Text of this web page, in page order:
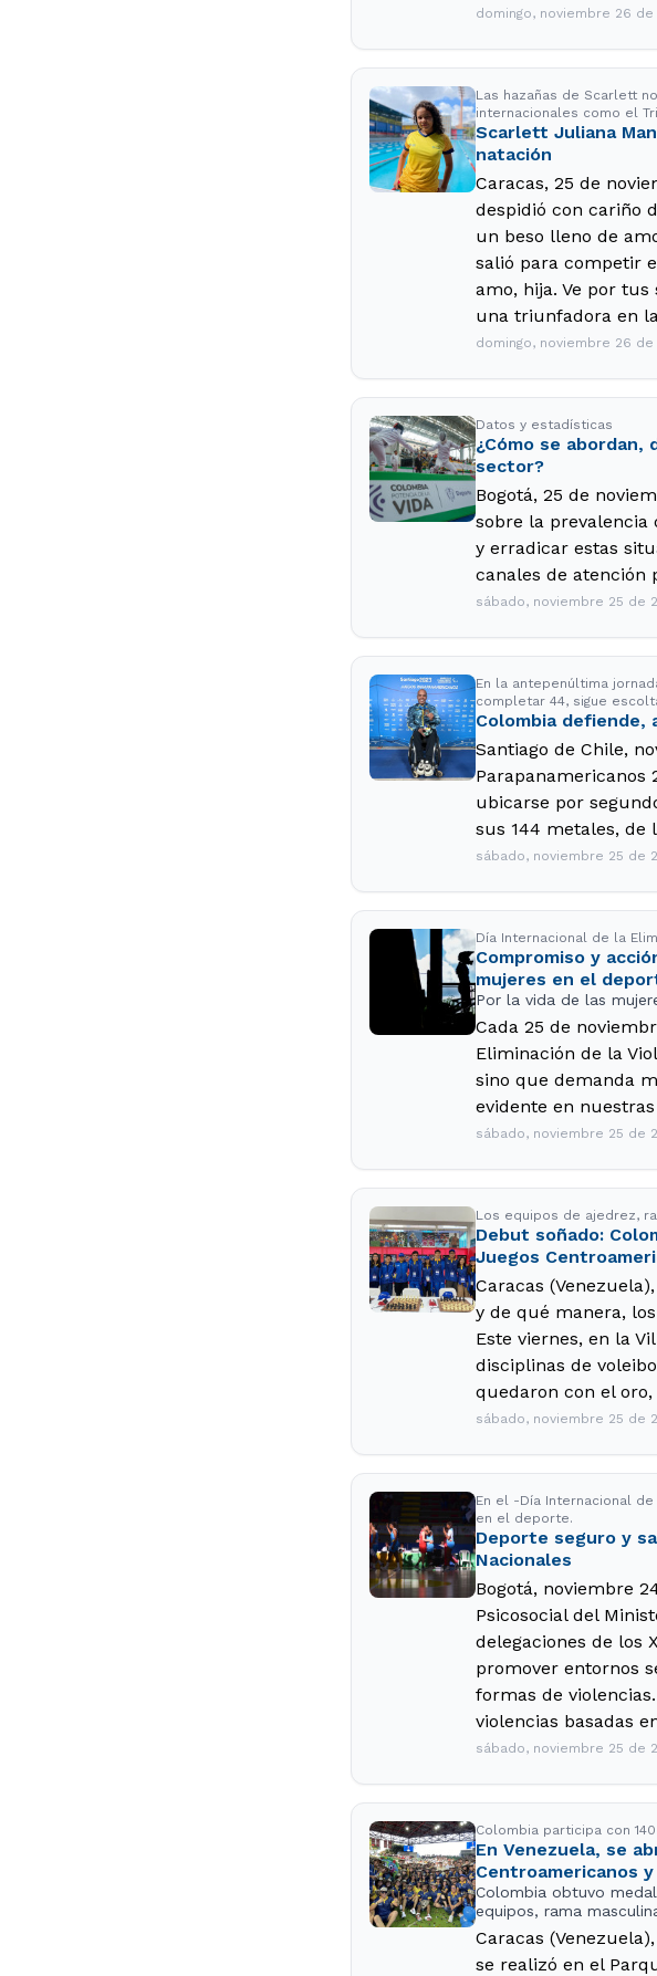
domingo, noviembre 26 de
Las hazañas de Scarlett
internacionales como el
Scarlett Juliana
natación
Caracas, 25 de
despidió con cariño
un beso lleno de
salió para competir
amo, hija. Ve por
una triunfadora en
domingo, noviembre 26 de
Datos y estadísticas
¿Cómo se
sector?
Bogotá, 25 de
sobre la prevalencia
y erradicar estas
canales de atención
sábado, noviembre 25 de
En la antepenúltima
completar 44, sigue
Colombia defiende,
Santiago de Chile,
Parapanamericanos
ubicarse por
sus 144 metales, de
sábado, noviembre 25 de
Día Internacional de la
Compromiso y
mujeres en el
Por la vida de las
Cada 25 de
Eliminación de la
sino que demanda
evidente en
sábado, noviembre 25 de
Los equipos de ajedrez,
Debut soñado:
Juegos
Caracas
y de qué manera,
Este viernes, en la
disciplinas de
quedaron con el
sábado, noviembre 25 de
En el -Día Internacional
en el deporte.
Deporte seguro y
Nacionales
Bogotá, noviembre
Psicosocial del
delegaciones de los
promover entornos
formas de
violencias basadas
sábado, noviembre 25 de
Colombia participa con
En Venezuela, se
Centroamericanos
Colombia obtuvo
equipos, rama
Caracas
se realizó en el